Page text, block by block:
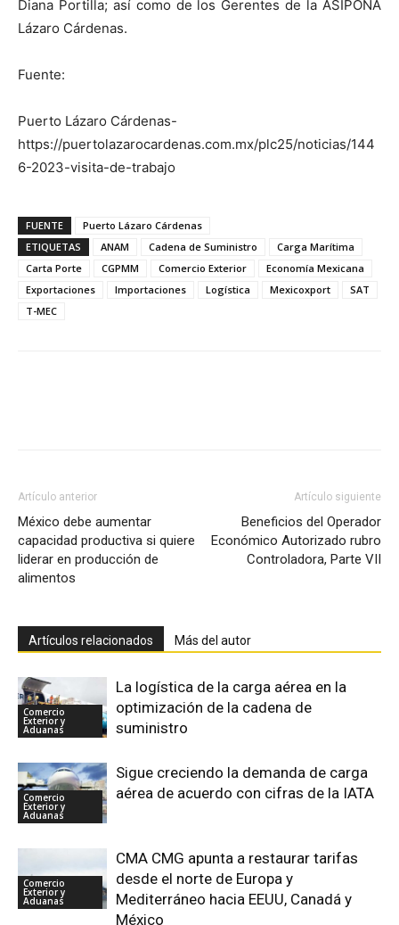
Diana Portilla; así como de los Gerentes de la ASIPONA
Lázaro Cárdenas.
Fuente:
Puerto Lázaro Cárdenas-
https://puertolazarocardenas.com.mx/plc25/noticias/144
6-2023-visita-de-trabajo
FUENTE
Puerto Lázaro Cárdenas
ETIQUETAS
ANAM Cadena de Suministro
Carga Marítima
Carta Porte
CGPMM Comercio Exterior
Economía Mexicana
Exportaciones
Importaciones Logística Mexicoxport
SAT
T-MEC
Artículo anterior
México debe aumentar
capacidad productiva si quiere
liderar en producción de
alimentos
Artículo siguiente
Beneficios del Operador
Económico Autorizado rubro
Controladora, Parte VII
Artículos relacionados Más del autor
Comercio
Exterior y
Aduanas
La logística de la carga aérea en la
optimización de la cadena de
suministro
Comercio
Exterior y
Aduanas
Sigue creciendo la demanda de carga
aérea de acuerdo con cifras de la IATA
Comercio
Exterior y
Aduanas
CMA CMG apunta a restaurar tarifas
desde el norte de Europa y
Mediterráneo hacia EEUU, Canadá y
México